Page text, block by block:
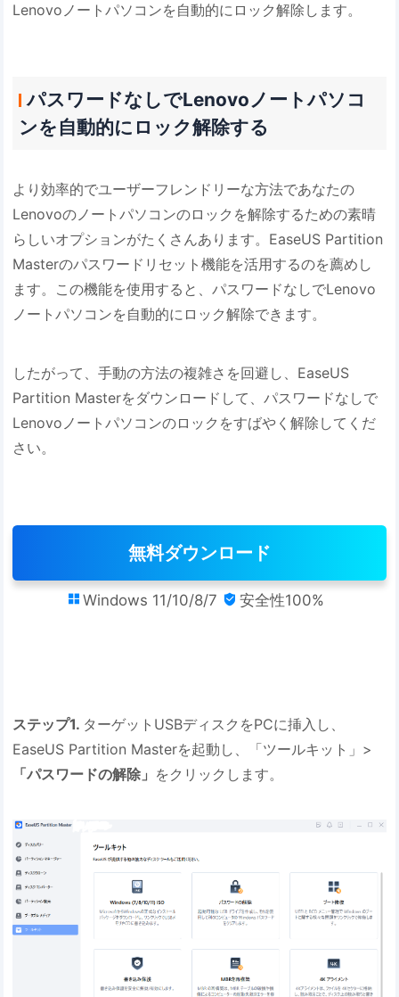
Lenovoノートパソコンを自動的にロック解除します。
パスワードなしでLenovoノートパソコ
ンを自動的にロック解除する
より効率的でユーザーフレンドリーな方法であなたの
Lenovoのノートパソコンのロックを解除するための素晴
らしいオプションがたくさんあります。EaseUS Partition
Masterのパスワードリセット機能を活用するのを薦めし
ます。この機能を使用すると、パスワードなしでLenovo
ノートパソコンを自動的にロック解除できます。
したがって、手動の方法の複雑さを回避し、EaseUS
Partition Masterをダウンロードして、パスワードなしで
Lenovoノートパソコンのロックをすばやく解除してくだ
さい。
無料ダウンロード
 Windows 11/10/8/7  安全性100%
ステップ1. ターゲットUSBディスクをPCに挿入し、
EaseUS Partition Masterを起動し、「ツールキット」>
「パスワードの解除」 をクリックします。